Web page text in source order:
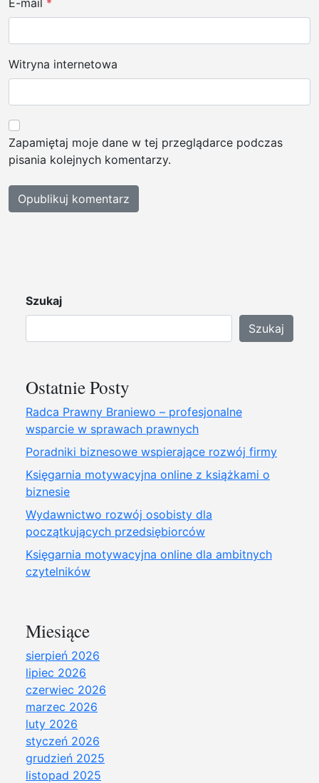
E-mail *
Witryna internetowa
Zapamiętaj moje dane w tej przeglądarce podczas
pisania kolejnych komentarzy.
Szukaj
Szukaj
Ostatnie Posty
Radca Prawny Braniewo – profesjonalne
wsparcie w sprawach prawnych
Poradniki biznesowe wspierające rozwój firmy
Księgarnia motywacyjna online z książkami o
biznesie
Wydawnictwo rozwój osobisty dla
początkujących przedsiębiorców
Księgarnia motywacyjna online dla ambitnych
czytelników
Miesiące
sierpień 2026
lipiec 2026
czerwiec 2026
marzec 2026
luty 2026
styczeń 2026
grudzień 2025
listopad 2025